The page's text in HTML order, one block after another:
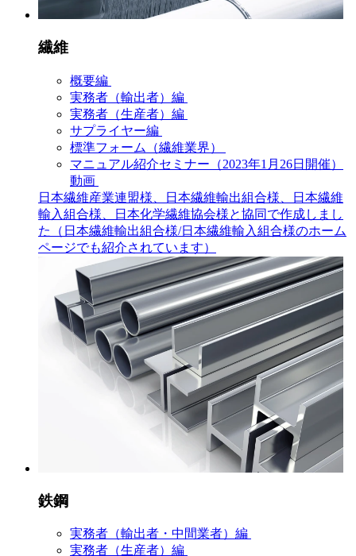
繊維
概要編
実務者（輸出者）編
実務者（生産者）編
サプライヤー編
標準フォーム（繊維業界）
マニュアル紹介セミナー（2023年1月26日開催）
動画
日本繊維産業連盟様、日本繊維輸出組合様、日本繊維
輸入組合様、日本化学繊維協会様と協同で作成しまし
た（日本繊維輸出組合様/日本繊維輸入組合様のホーム
ページでも紹介されています）
鉄鋼
実務者（輸出者・中間業者）編
実務者（生産者）編